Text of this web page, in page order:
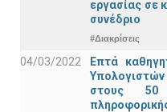
εργασίας σε
συνέδριο
#Διακρίσεις
04/03/2022
Επτά
στους 50